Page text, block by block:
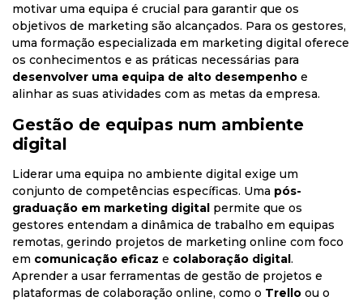
motivar uma equipa é crucial para garantir que os
objetivos de marketing são alcançados. Para os gestores,
uma formação especializada em marketing digital oferece
os conhecimentos e as práticas necessárias para
desenvolver uma equipa de alto desempenho e
alinhar as suas atividades com as metas da empresa.
Gestão de equipas num ambiente
digital
Liderar uma equipa no ambiente digital exige um
conjunto de competências específicas. Uma pós-
graduação em marketing digital permite que os
gestores entendam a dinâmica de trabalho em equipas
remotas, gerindo projetos de marketing online com foco
em comunicação eficaz e colaboração digital.
Aprender a usar ferramentas de gestão de projetos e
plataformas de colaboração online, como o Trello ou o